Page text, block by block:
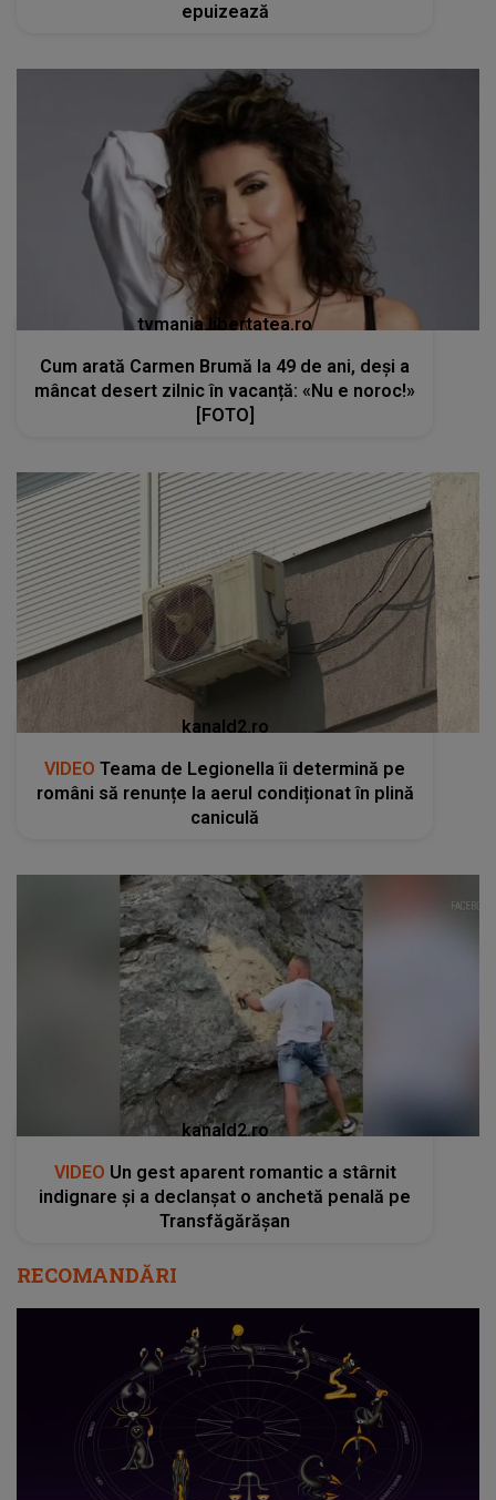
epuizează
tvmania.libertatea.ro
Cum arată Carmen Brumă la 49 de ani, deși a
mâncat desert zilnic în vacanță: «Nu e noroc!»
[FOTO]
kanald2.ro
VIDEO Teama de Legionella îi determină pe
români să renunțe la aerul condiționat în plină
caniculă
kanald2.ro
VIDEO Un gest aparent romantic a stârnit
indignare și a declanșat o anchetă penală pe
Transfăgărășan
RECOMANDĂRI